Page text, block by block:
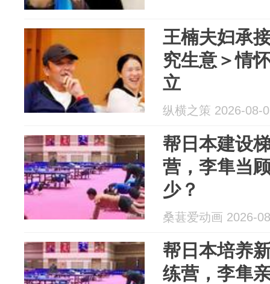
王楠夫妇承
究生意＞情
立
纵横之策 2026-08-
帮日本建设
营，李隼当
少？
桑葚爱动画 2026-
帮日本培养
练营，李隼